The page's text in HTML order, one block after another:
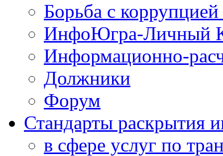
Борьба с
ИнфоЮгра-Личный
Информационно-
Должники
Форум
Стандарты раскрытия
в сфере услуг по